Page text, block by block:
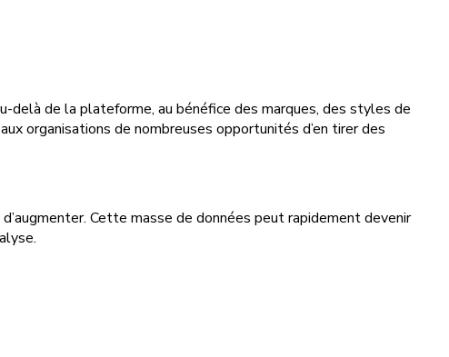
delà de la plateforme, au bénéfice des marques, des styles de
organisations de nombreuses opportunités d’en tirer des
Cette masse de données peut rapidement devenir